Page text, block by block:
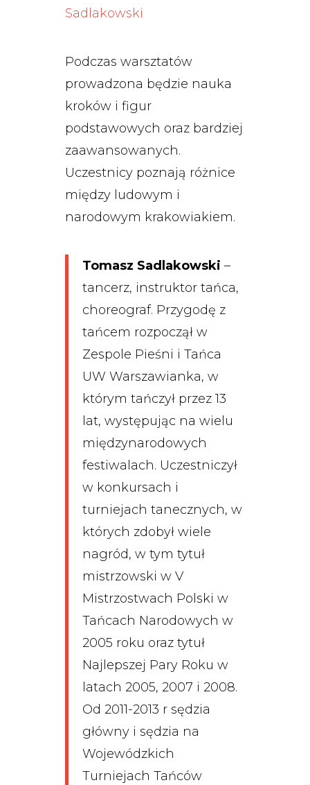
Sadlakowski
Podczas warsztatów
prowadzona będzie nauka
kroków i figur
podstawowych oraz bardziej
zaawansowanych.
Uczestnicy poznają różnice
między ludowym i
narodowym krakowiakiem.
Tomasz Sadlakowski –
tancerz, instruktor tańca,
choreograf. Przygodę z
tańcem rozpoczął w
Zespole Pieśni i Tańca
UW Warszawianka, w
którym tańczył przez 13
lat, występując na wielu
międzynarodowych
festiwalach. Uczestniczył
w konkursach i
turniejach tanecznych, w
których zdobył wiele
nagród, w tym tytuł
mistrzowski w V
Mistrzostwach Polski w
Tańcach Narodowych w
2005 roku oraz tytuł
Najlepszej Pary Roku w
latach 2005, 2007 i 2008.
Od 2011-2013 r sędzia
główny i sędzia na
Wojewódzkich
Turniejach Tańców